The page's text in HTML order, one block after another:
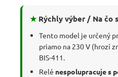
★Rýchly výber / Na čo
Tento model je určený
priamo na 230 V (hrozí
BIS-411.
Relé nespolupracuje s